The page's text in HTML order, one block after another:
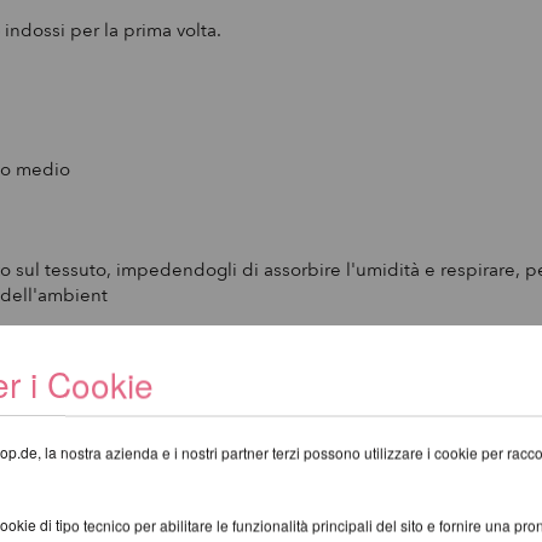
per la prima volta.
medio
sul tessuto, impedendogli di assorbire l'umidità e respirare,
I SEGUENTI
i Cookie
la nostra azienda e i nostri partner terzi possono utilizzare i cookie per
di tipo tecnico per abilitare le funzionalità principali del sito e fornire una